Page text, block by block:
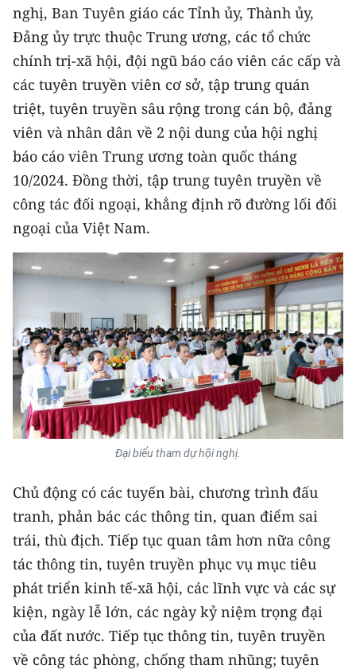
nghị, Ban Tuyên giáo các Tỉnh ủy, Thành ủy,
Đảng ủy trực thuộc Trung ương, các tổ chức
chính trị-xã hội, đội ngũ báo cáo viên các cấp và
các tuyên truyền viên cơ sở, tập trung quán
triệt, tuyên truyền sâu rộng trong cán bộ, đảng
viên và nhân dân về 2 nội dung của hội nghị
báo cáo viên Trung ương toàn quốc tháng
10/2024. Đồng thời, tập trung tuyên truyền về
công tác đối ngoại, khẳng định rõ đường lối đối
ngoại của Việt Nam.
Đại biểu tham dự hội nghị.
Chủ động có các tuyến bài, chương trình đấu
tranh, phản bác các thông tin, quan điểm sai
trái, thù địch. Tiếp tục quan tâm hơn nữa công
tác thông tin, tuyên truyền phục vụ mục tiêu
phát triển kinh tế-xã hội, các lĩnh vực và các sự
kiện, ngày lễ lớn, các ngày kỷ niệm trọng đại
của đất nước. Tiếp tục thông tin, tuyên truyền
về công tác phòng, chống tham nhũng; tuyên